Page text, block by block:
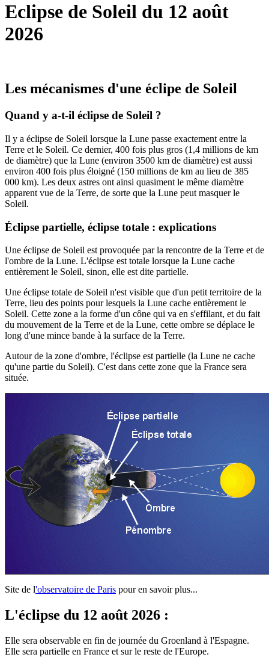
Eclipse de Soleil du 12 août
2026
Les mécanismes d'une éclipe de Soleil
Quand y a-t-il éclipse de Soleil ?
Il y a éclipse de Soleil lorsque la Lune passe exactement entre la
Terre et le Soleil. Ce dernier, 400 fois plus gros (1,4 millions de km
de diamètre) que la Lune (environ 3500 km de diamètre) est aussi
environ 400 fois plus éloigné (150 millions de km au lieu de 385
000 km). Les deux astres ont ainsi quasiment le même diamètre
apparent vue de la Terre, de sorte que la Lune peut masquer le
Soleil.
Éclipse partielle, éclipse totale : explications
Une éclipse de Soleil est provoquée par la rencontre de la Terre et de
l'ombre de la Lune. L'éclipse est totale lorsque la Lune cache
entièrement le Soleil, sinon, elle est dite partielle.
Une éclipse totale de Soleil n'est visible que d'un petit territoire de la
Terre, lieu des points pour lesquels la Lune cache entièrement le
Soleil. Cette zone a la forme d'un cône qui va en s'effilant, et du fait
du mouvement de la Terre et de la Lune, cette ombre se déplace le
long d'une mince bande à la surface de la Terre.
Autour de la zone d'ombre, l'éclipse est partielle (la Lune ne cache
qu'une partie du Soleil). C'est dans cette zone que la France sera
située.
Site de l'observatoire de Paris pour en savoir plus...
L'éclipse du 12 août 2026 :
Elle sera observable en fin de journée du Groenland à l'Espagne.
Elle sera partielle en France et sur le reste de l'Europe.